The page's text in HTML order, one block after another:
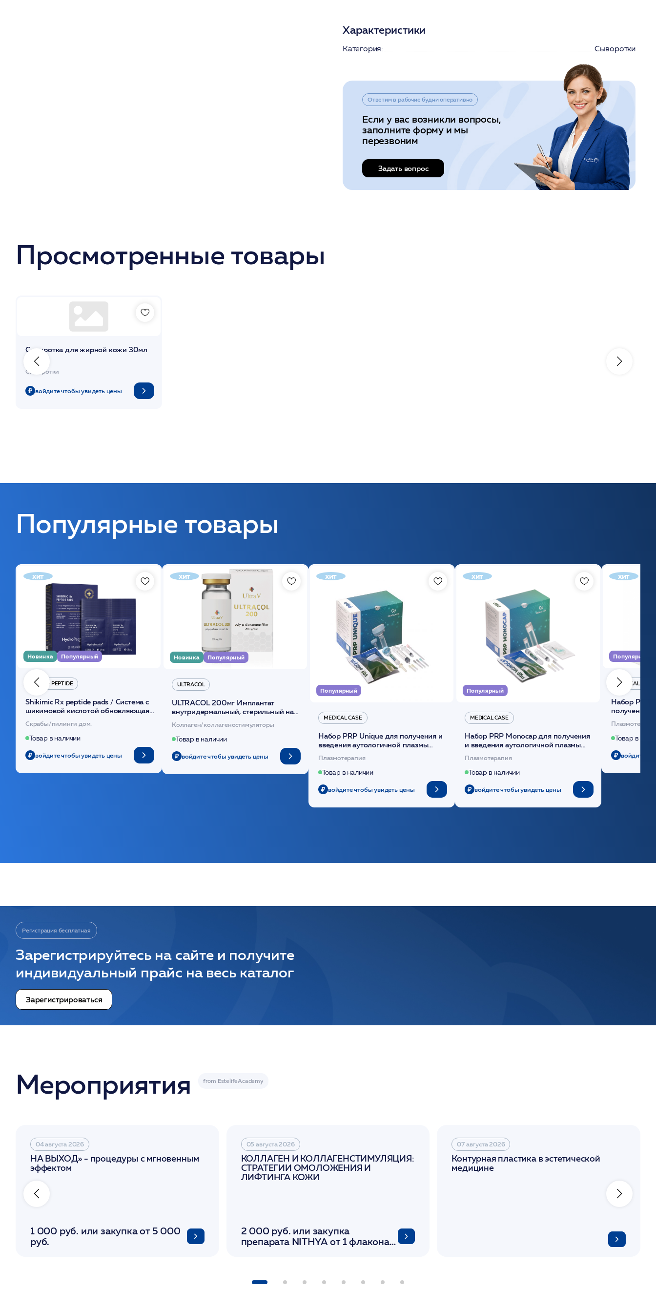
Характеристики
Категория: Сыворотки
Ответим в рабочие будни оперативно
Если у вас возникли вопросы,
заполните форму и мы
перезвоним
Задать вопрос
Просмотренные товары
Сыворотка для жирной кожи 30мл
/DdP
Сыворотки
войдите чтобы увидеть цены
Популярные товары
хит
Новинка Популярный
HYDRO PEPTIDE
Shikimic Rx peptide pads / Cистема с
шикимовой кислотой обновляющая
(30шт) /HP
Скрабы/пилинги дом.
Товар в наличии
войдите чтобы увидеть цены
хит
Новинка Популярный
ULTRACOL
ULTRACOL 200мг Имплантат
внутридермальный, стерильный на
основе полидиоксанона /ULTRACOL
Коллаген/коллагеностимуляторы
Товар в наличии
войдите чтобы увидеть цены
хит
Популярный
MEDICAL CASE
Набор PRP Unique для получения и
введения аутологичной плазмы
(саше 1шт)/Medical Case
Плазмотерапия
Товар в наличии
войдите чтобы увидеть цены
хит
Популярный
MEDICAL CASE
Набор PRP Monocap для получения
и введения аутологичной плазмы
(саше 1шт)/Medical Case
Плазмотерапия
Товар в наличии
войдите чтобы увидеть цены
хит
Популярный
MEDICAL CASE
Набор Plasmoactive Стандарт для
получения
плазмы
Товар в
войдите
Регистрация бесплатная
Зарегистрируйтесь на сайте и получите
индивидуальный прайс на весь каталог
Зарегистрироваться
Мероприятия
04 августа 2026
НА ВЫХОД» - процедуры с мгновенным
эффектом
1 000 руб. или закупка от 5 000
руб.
05 августа 2026
КОЛЛАГЕН И КОЛЛАГЕНСТИМУЛЯЦИЯ:
СТРАТЕГИИ ОМОЛОЖЕНИЯ И
ЛИФТИНГА КОЖИ
2 000 руб. или закупка
препарата NITHYA от 1 флакона/
день семинара
07 августа 2026
Контурная пластика в эстетической
медицине